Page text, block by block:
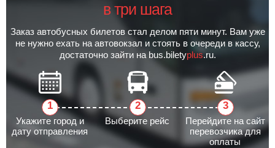
в три шага
Заказ автобусных билетов стал делом пяти минут. Вам уже
не нужно ехать на автовокзал и стоять в очереди в кассу,
достаточно зайти на bus.biletyplus.ru.
Укажите город и
дату отправления
Выберите рейс
Перейдите на сайт
перевозчика для
оплаты